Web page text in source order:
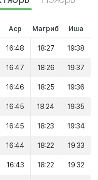
Аср Магриб Иша
16:48 18:27 19:38
16:47 18:26 19:37
16:46 18:25 19:36
16:45 18:24 19:35
16:45 18:23 19:34
16:44 18:22 19:33
16:43 18:22 19:32